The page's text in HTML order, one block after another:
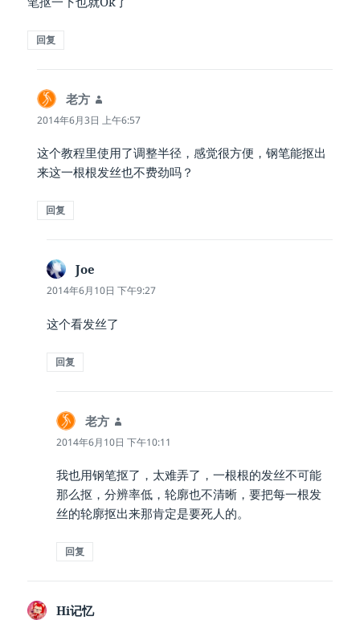
回复
老方
道：
2014年6月3日 上午6:57
这个教程里使用了调整半径，感觉很方便，钢笔能抠出
来这一根根发丝也不费劲吗？
回复
Joe
道：
2014年6月10日 下午9:27
这个看发丝了
回复
老方
道：
2014年6月10日 下午10:11
我也用钢笔抠了，太难弄了，一根根的发丝不可能
那么抠，分辨率低，轮廓也不清晰，要把每一根发
丝的轮廓抠出来那肯定是要死人的。
回复
Hi记忆说